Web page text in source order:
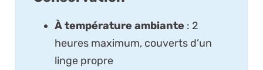
À température ambiante : 2
heures maximum, couverts d’un
linge propre